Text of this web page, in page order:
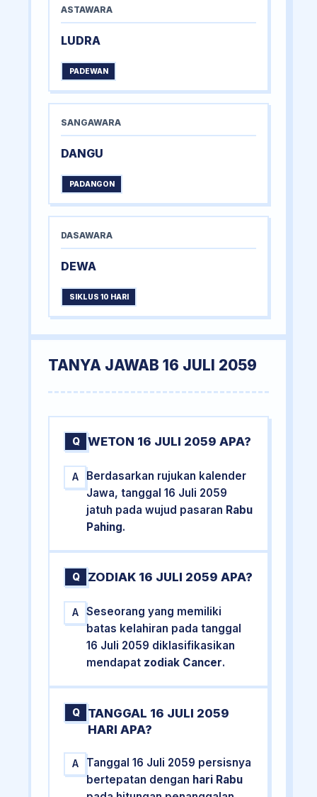
ASTAWARA
LUDRA
PADEWAN
SANGAWARA
DANGU
PADANGON
DASAWARA
DEWA
SIKLUS 10 HARI
TANYA JAWAB 16 JULI 2059
Q WETON 16 JULI 2059 APA?
A
Berdasarkan rujukan kalender
Jawa, tanggal 16 Juli 2059
jatuh pada wujud pasaran Rabu
Pahing.
Q ZODIAK 16 JULI 2059 APA?
A
Seseorang yang memiliki
batas kelahiran pada tanggal
16 Juli 2059 diklasifikasikan
mendapat zodiak Cancer.
Q
TANGGAL 16 JULI 2059
HARI APA?
A
Tanggal 16 Juli 2059 persisnya
bertepatan dengan hari Rabu